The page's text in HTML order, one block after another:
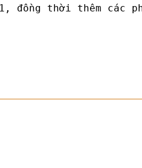
đồng thời thêm các